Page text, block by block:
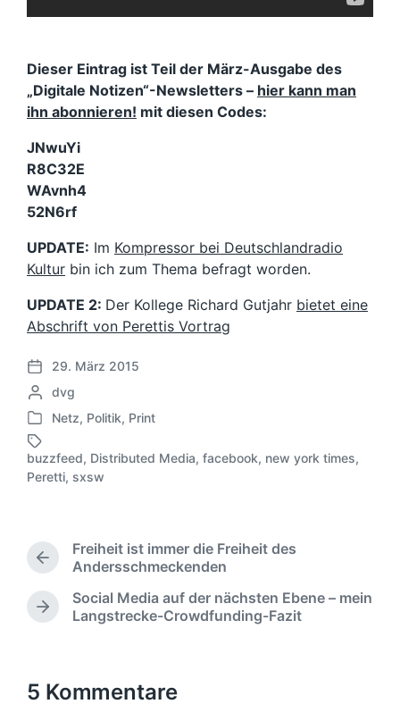
Dieser Eintrag ist Teil der März-Ausgabe des
„Digitale Notizen“-Newsletters – hier kann man
ihn abonnieren! mit diesen Codes:
JNwuYi
R8C32E
WAvnh4
52N6rf
UPDATE: Im Kompressor bei Deutschlandradio
Kultur bin ich zum Thema befragt worden.
UPDATE 2: Der Kollege Richard Gutjahr bietet eine
Abschrift von Perettis Vortrag
V
e
r
ö
f
f
i
h
u
d
29. März 2015
G
e
s
c
h
r
b
e
v
o
dvg
V
e
r
ö
n
i
Netz, Politik, Print
S
a
g
ö
r
buzzfeed, Distributed Media, facebook, new york times,
Peretti, sxsw
V
r
h
g
Freiheit ist immer die Freiheit des
Andersschmeckenden
N
s
Social Media auf der nächsten Ebene – mein
Langstrecke-Crowdfunding-Fazit
5 Kommentare